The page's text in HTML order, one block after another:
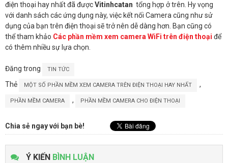
điện thoại hay nhất đã đượcVitinhcatan tổng hợp ở trên. Hy vọng
với danh sách các ứng dụng này, việc kết nối Camera cũng như sử
dụng của bạn trên điện thoại sẽ trở nên dễ dàng hơn. Bạn cũng có
thể tham khảo Các phần mềm xem camera WiFi trên điện thoại để
có thêm nhiều sự lựa chọn.
Đăng trong TIN TỨC
Thẻ MỘT SỐ PHẦN MỀM XEM CAMERA TRÊN ĐIỆN THOẠI HAY NHẤT ,
PHẦN MỀM CAMERA , PHẦN MỀM CAMERA CHO ĐIỆN THOẠI
Chia sẻ ngay với bạn bè!
Ý KIẾN BÌNH LUẬN